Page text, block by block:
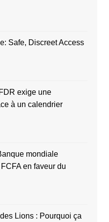
Safe, Discreet Access
exige une
à un calendrier
mondiale
en faveur du
Lions : Pourquoi ça